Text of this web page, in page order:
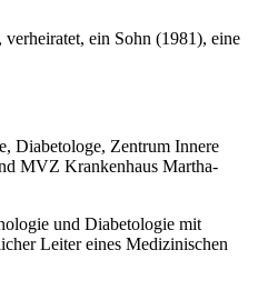
ein Sohn (1981), eine
Diabetologe, Zentrum Innere
MVZ Krankenhaus Martha-
und Diabetologie mit
Leiter eines Medizinischen